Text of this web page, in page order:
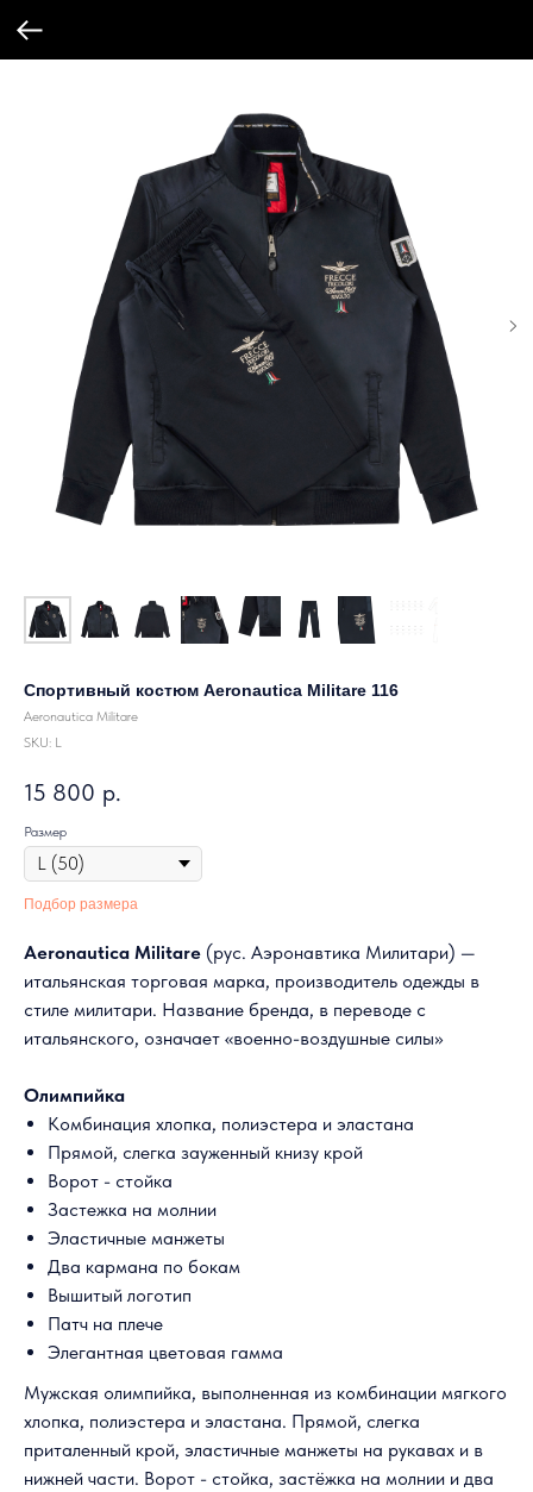
Спортивный костюм Aeronautica Militare 116
Aeronautica Militare
SKU: L
15 800 р.
Размер
Подбор размера
Aeronautica Militare (рус. Аэронавтика Милитари) —
итальянская торговая марка, производитель одежды в
стиле милитари. Название бренда, в переводе с
итальянского, означает «военно-воздушные силы»
Олимпийка
Комбинация хлопка, полиэстера и эластана
Прямой, слегка зауженный книзу крой
Ворот - стойка
Застежка на молнии
Эластичные манжеты
Два кармана по бокам
Вышитый логотип
Патч на плече
Элегантная цветовая гамма
Мужская олимпийка, выполненная из комбинации мягкого
хлопка, полиэстера и эластана. Прямой, слегка
приталенный крой, эластичные манжеты на рукавах и в
нижней части. Ворот - стойка, застёжка на молнии и два